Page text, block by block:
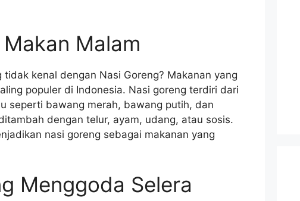
Malam
kenal dengan Nasi Goreng? Makanan yang
populer di Indonesia. Nasi goreng terdiri dari
seperti bawang merah, bawang putih, dan
dengan telur, ayam, udang, atau sosis.
nasi goreng sebagai makanan yang
Menggoda Selera